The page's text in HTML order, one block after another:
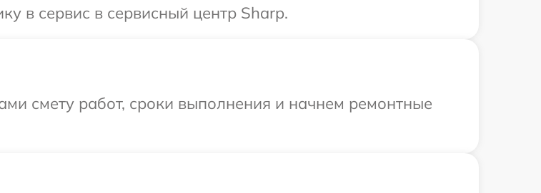
в сервис в сервисный центр Sharp.
смету работ, сроки выполнения и начнем ремонтные